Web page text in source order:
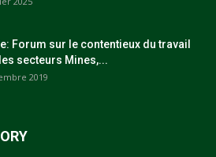
Forum sur le contentieux du travail
secteurs Mines,...
2019